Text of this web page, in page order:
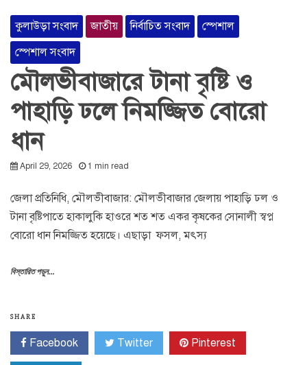
কুলাউড়া সংবাদ জাতীয় নির্বাচিত সংবাদ
স্পেশাল
স্পেশাল সংবাদ
মৌলভীবাজারে টানা বৃষ্টি ও
পাহাড়ি ঢলে নিমজ্জিত বোরো
ধান
April 29, 2026 1 min read
জেলা প্রতিনিধি, মৌলভীবাজার: মৌলভীবাজার জেলায় পাহাড়ি ঢল ও
টানা বৃষ্টিপাতে হাকালুকি হাওরে শত শত একর কৃষকের সোনালী স্বপ্ন
বোরো ধান নিমজ্জিত হয়েছে। এছাড়া ফসল, মৎস্য
বিস্তারিত পড়ুন...
SHARE
Facebook Twitter Pinterest